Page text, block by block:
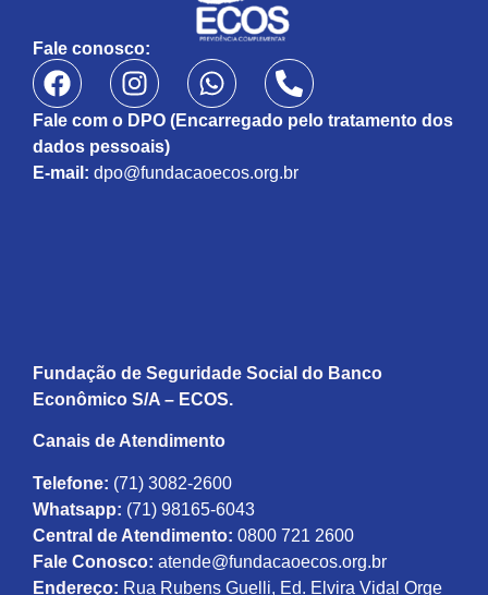
Fale conosco:
Fale com o DPO (Encarregado pelo tratamento dos
dados pessoais)
E-mail: dpo@fundacaoecos.org.br
Fundação de Seguridade Social do Banco
Econômico S/A – ECOS.
Canais de Atendimento
Telefone: (71) 3082-2600
Whatsapp: (71) 98165-6043
Central de Atendimento: 0800 721 2600
Fale Conosco: atende@fundacaoecos.org.br
Endereço: Rua Rubens Guelli, Ed. Elvira Vidal Orge